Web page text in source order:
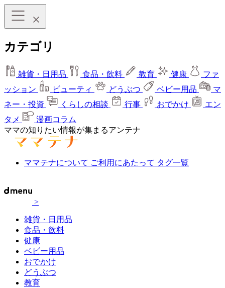
カテゴリ
雑貨・日用品 食品・飲料 教育 健康
ファ
ッション
ビューティ どうぶつ ベビー用品
マ
ネー・投資
くらしの相談 行事 おでかけ
エン
タメ
漫画コラム
ママの知りたい情報が集まるアンテナ
ママテナについて ご利用にあたって タグ一覧
>
雑貨・日用品
食品・飲料
健康
ベビー用品
おでかけ
どうぶつ
教育